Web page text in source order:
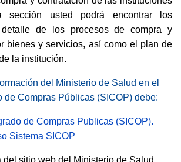
sección usted podrá encontrar los
de los procesos de compra y
bienes y servicios, así como el plan de
la institución.
del Ministerio de Salud en el
de Compras Públicas (SICOP) debe:
de Compras Publicas (SICOP).
Sistema SICOP
del sitio web del Ministerio de Salud